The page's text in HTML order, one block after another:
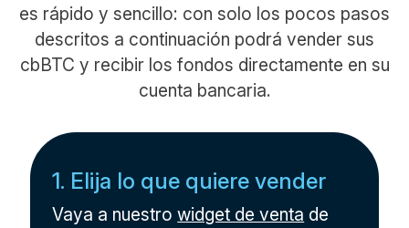
es rápido y sencillo: con solo los pocos pasos
descritos a continuación podrá vender sus
cbBTC y recibir los fondos directamente en su
cuenta bancaria.
1. Elija lo que quiere vender
Vaya a nuestrowidget de venta de